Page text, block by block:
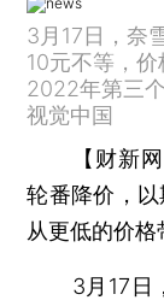
3月17日，奈
10元不等，
2022年第三
视觉中国
【财新网
轮番降价，
从更低的价格
3月17日